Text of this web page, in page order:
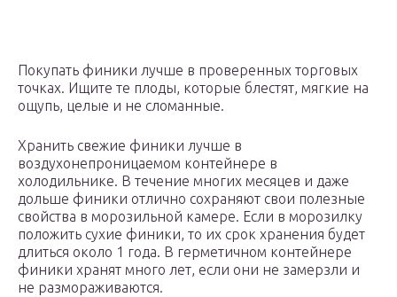
Покупать финики лучше в проверенных торговых
точках. Ищите те плоды, которые блестят, мягкие на
ощупь, целые и не сломанные.
Хранить свежие финики лучше в
воздухонепроницаемом контейнере в
холодильнике. В течение многих месяцев и даже
дольше финики отлично сохраняют свои полезные
свойства в морозильной камере. Если в морозилку
положить сухие финики, то их срок хранения будет
длиться около 1 года. В герметичном контейнере
финики хранят много лет, если они не замерзли и
не размораживаются.